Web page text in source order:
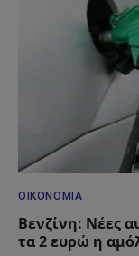
ΟΙΚΟΝΟΜΊΑ
Βενζίνη: Νέες
τα 2 ευρώ η